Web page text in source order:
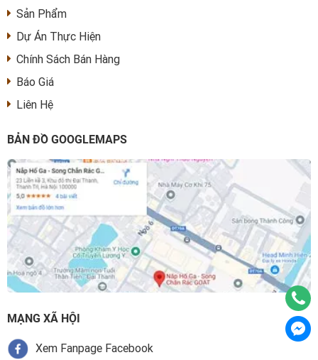
Sản Phẩm
Dự Án Thực Hiện
Chính Sách Bán Hàng
Báo Giá
Liên Hệ
BẢN ĐỒ GOOGLEMAPS
MẠNG XÃ HỘI
Xem Fanpage Facebook